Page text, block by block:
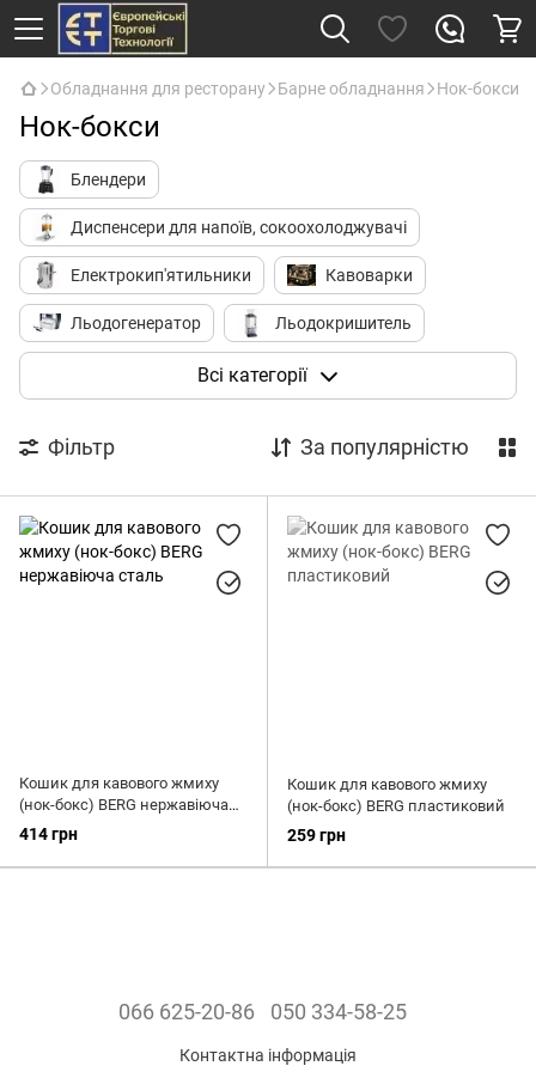
Обладнання для ресторану Барне обладнання Нок-бокси
Нок-бокси
Блендери
Диспенсери для напоїв, сокоохолоджувачі
Електрокип'ятильники Кавоварки
Льодогенератор Льодокришитель
Молочники (пітчери) Молочні міксери
Барні органайзери, тримачі стаканів
Шейкери Для темперування
Всі категорії
Фільтр За популярністю
Кошик для кавового жмиху
(нок-бокс) BERG нержавіюча
сталь
414 грн
Кошик для кавового жмиху
(нок-бокс) BERG пластиковий
259 грн
066 625-20-86 050 334-58-25
Контактна інформація